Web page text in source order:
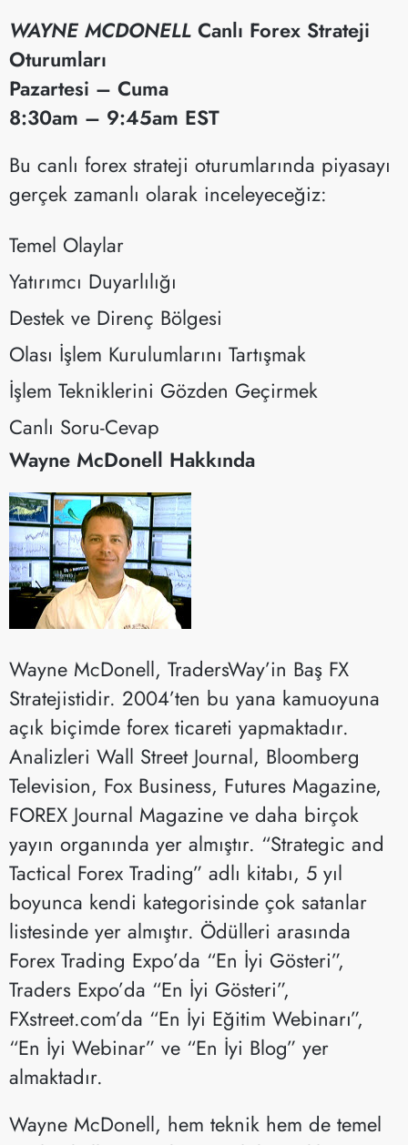
WAYNE MCDONELL Canlı Forex Strateji
Oturumları
Pazartesi – Cuma
8:30am – 9:45am EST
​Bu canlı forex strateji oturumlarında piyasayı
gerçek zamanlı olarak inceleyeceğiz:
Temel Olaylar
Yatırımcı Duyarlılığı
Destek ve Direnç Bölgesi
Olası İşlem Kurulumlarını Tartışmak
İşlem Tekniklerini Gözden Geçirmek
Canlı Soru-Cevap
Wayne McDonell Hakkında
Wayne McDonell, TradersWay’in Baş FX
Stratejistidir. 2004’ten bu yana kamuoyuna
açık biçimde forex ticareti yapmaktadır.
Analizleri Wall Street Journal, Bloomberg
Television, Fox Business, Futures Magazine,
FOREX Journal Magazine ve daha birçok
yayın organında yer almıştır. “Strategic and
Tactical Forex Trading” adlı kitabı, 5 yıl
boyunca kendi kategorisinde çok satanlar
listesinde yer almıştır. Ödülleri arasında
Forex Trading Expo’da “En İyi Gösteri”,
Traders Expo’da “En İyi Gösteri”,
FXstreet.com’da “En İyi Eğitim Webinarı”,
“En İyi Webinar” ve “En İyi Blog” yer
almaktadır.
Wayne McDonell, hem teknik hem de temel